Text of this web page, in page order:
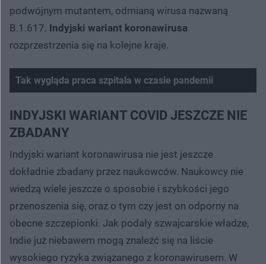
podwójnym mutantem, odmianą wirusa nazwaną
B.1.617. Indyjski wariant koronawirusa
rozprzestrzenia się na kolejne kraje.
Tak wygląda praca szpitala w czasie pandemii
INDYJSKI WARIANT COVID JESZCZE NIE
ZBADANY
Indyjski wariant koronawirusa nie jest jeszcze
dokładnie zbadany przez naukowców. Naukowcy nie
wiedzą wiele jeszcze o sposobie i szybkości jego
przenoszenia się, oraz o tym czy jest on odporny na
obecne szczepionki. Jak podały szwajcarskie władze,
Indie już niebawem mogą znaleźć się na liście
wysokiego ryzyka związanego z koronawirusem. W